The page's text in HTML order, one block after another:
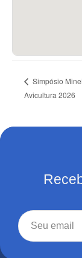
Simpósio
Avicultura 2026